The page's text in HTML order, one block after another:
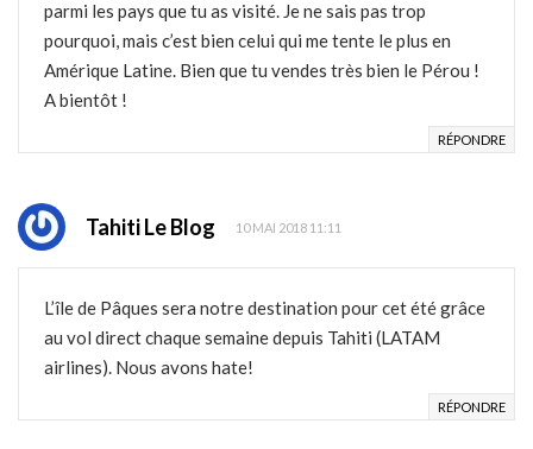
parmi les pays que tu as visité. Je ne sais pas trop
pourquoi, mais c’est bien celui qui me tente le plus en
Amérique Latine. Bien que tu vendes très bien le Pérou !
A bientôt !
RÉPONDRE
Tahiti Le Blog 10 MAI 2018 11:11
L’île de Pâques sera notre destination pour cet été grâce
au vol direct chaque semaine depuis Tahiti (LATAM
airlines). Nous avons hate!
RÉPONDRE